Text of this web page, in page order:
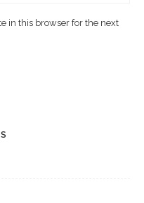
in this browser for the next